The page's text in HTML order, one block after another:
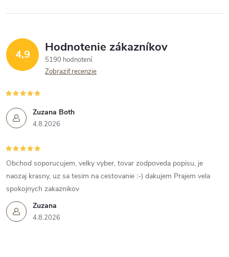
4,9 Hodnotenie zákazníkov
5190 hodnotení
Zobraziť recenzie
Zuzana Both
4.8.2026
Zuzana
4.8.2026
Obchod soporucujem, velky vyber, tovar zodpoveda popisu, je
naozaj krasny, uz sa tesim na cestovanie :-) dakujem Prajem vela
spokojnych zakaznikov